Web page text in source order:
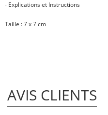
- Explications et Instructions
Taille : 7 x 7 cm
AVIS CLIENTS